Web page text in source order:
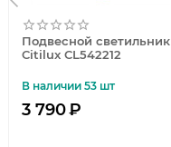
Подвесной светильник
Citilux CL542212
В наличии 53 шт
3 790₽